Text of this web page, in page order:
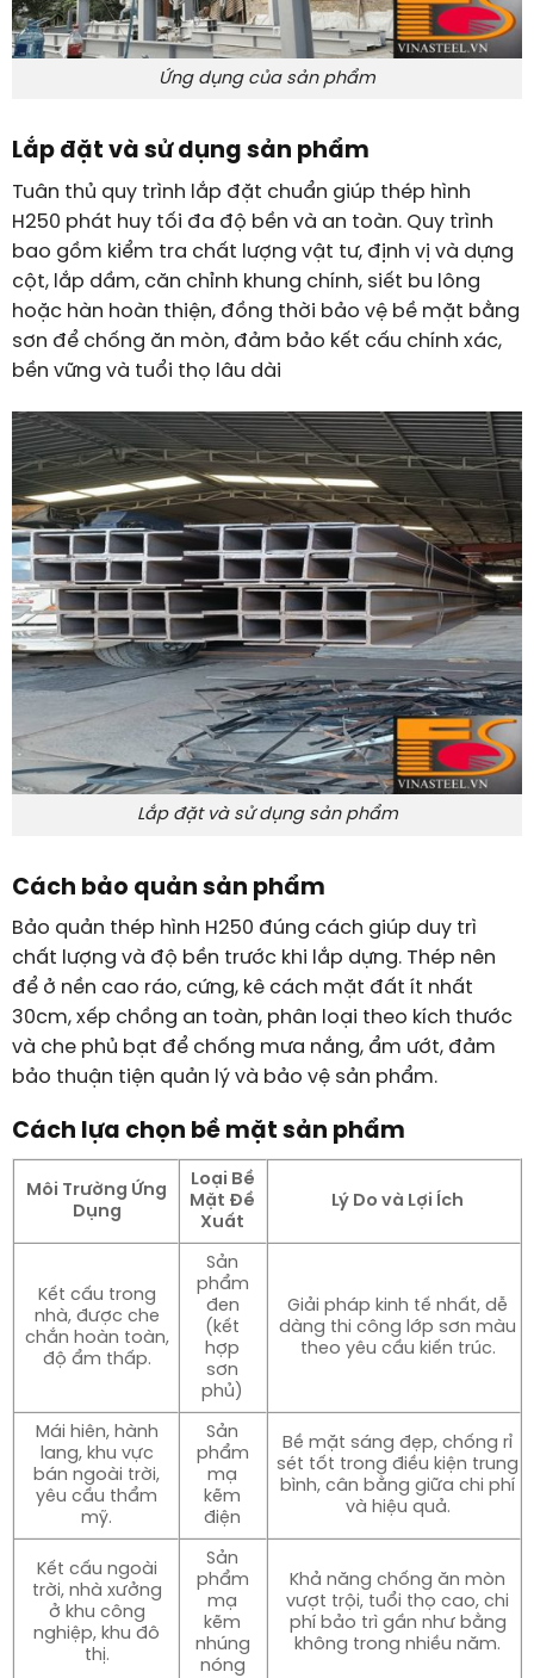
Ứng dụng của sản phẩm
Lắp đặt và sử dụng sản phẩm
Tuân thủ quy trình lắp đặt chuẩn giúp thép hình
H250 phát huy tối đa độ bền và an toàn. Quy trình
bao gồm kiểm tra chất lượng vật tư, định vị và dựng
cột, lắp dầm, căn chỉnh khung chính, siết bu lông
hoặc hàn hoàn thiện, đồng thời bảo vệ bề mặt bằng
sơn để chống ăn mòn, đảm bảo kết cấu chính xác,
bền vững và tuổi thọ lâu dài
Lắp đặt và sử dụng sản phẩm
Cách bảo quản sản phẩm
Bảo quản thép hình H250 đúng cách giúp duy trì
chất lượng và độ bền trước khi lắp dựng. Thép nên
để ở nền cao ráo, cứng, kê cách mặt đất ít nhất
30cm, xếp chồng an toàn, phân loại theo kích thước
và che phủ bạt để chống mưa nắng, ẩm ướt, đảm
bảo thuận tiện quản lý và bảo vệ sản phẩm.
Cách lựa chọn bề mặt sản phẩm
Môi Trường Ứng
Dụng
Loại Bề
Mặt Đề
Xuất
Lý Do và Lợi Ích
Kết cấu trong
nhà, được che
chắn hoàn toàn,
độ ẩm thấp.
Sản
phẩm
đen
(kết
hợp
sơn
phủ)
Giải pháp kinh tế nhất, dễ
dàng thi công lớp sơn màu
theo yêu cầu kiến trúc.
Mái hiên, hành
lang, khu vực
bán ngoài trời,
yêu cầu thẩm
mỹ.
Sản
phẩm
mạ
kẽm
điện
Bề mặt sáng đẹp, chống rỉ
sét tốt trong điều kiện trung
bình, cân bằng giữa chi phí
và hiệu quả.
Kết cấu ngoài
trời, nhà xưởng
ở khu công
nghiệp, khu đô
thị.
Sản
phẩm
mạ
kẽm
nhúng
nóng
Khả năng chống ăn mòn
vượt trội, tuổi thọ cao, chi
phí bảo trì gần như bằng
không trong nhiều năm.